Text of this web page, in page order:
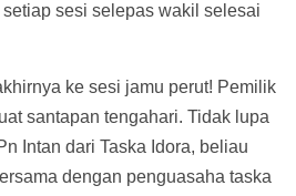
sesi selepas wakil selesai
ke sesi jamu perut! Pemilik
santapan tengahari. Tidak lupa
Intan dari Taska Idora, beliau
dengan penguasaha taska